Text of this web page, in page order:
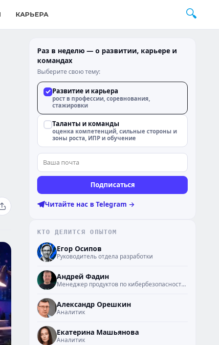
КАРЬЕРА
Раз в неделю — о развитии, карьере и
командах
Выберите свою тему:
Развитие и карьера
рост в профессии, соревнования,
стажировки
Таланты и команды
оценка компетенций, сильные стороны и
зоны роста, ИПР и обучение
Подписаться
Читайте нас в Telegram →
КТО ДЕЛИТСЯ ОПЫТОМ
ЕО Егор Осипов
Руководитель отдела разработки
АФ Андрей Фадин
Менеджер продуктов по кибербезопасности транспорта
АО Александр Орешкин
Аналитик
ЕМ Екатерина Машьянова
Аналитик